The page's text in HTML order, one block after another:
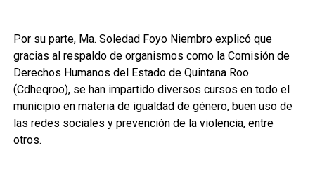
Por su parte, Ma. Soledad Foyo Niembro explicó que
gracias al respaldo de organismos como la Comisión de
Derechos Humanos del Estado de Quintana Roo
(Cdheqroo), se han impartido diversos cursos en todo el
municipio en materia de igualdad de género, buen uso de
las redes sociales y prevención de la violencia, entre
otros.